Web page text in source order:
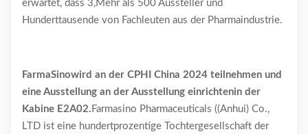
erwartet, dass 3,Mehr als 500 Aussteller und
Hunderttausende von Fachleuten aus der Pharmaindustrie.
FarmaSinowird an der CPHI China 2024 teilnehmen und
eine Ausstellung an der Ausstellung einrichtenin der
Kabine E2A02. Farmasino Pharmaceuticals ((Anhui) Co.,
LTD ist eine hundertprozentige Tochtergesellschaft der